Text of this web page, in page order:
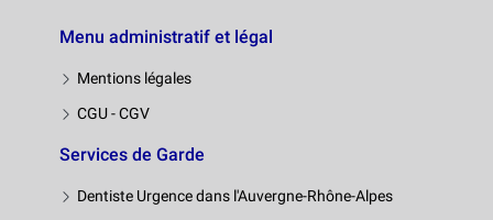
Menu administratif et légal
Mentions légales
CGU - CGV
Services de Garde
Dentiste Urgence dans l'Auvergne-Rhône-Alpes